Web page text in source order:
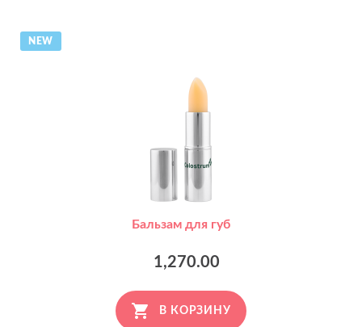
NEW
Бальзам для губ
1,270.00
В КОРЗИНУ